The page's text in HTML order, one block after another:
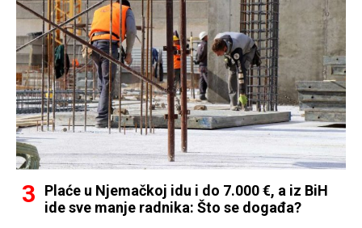
Plaće u Njemačkoj idu i do 7.000 €, a iz BiH
ide sve manje radnika: Što se događa?